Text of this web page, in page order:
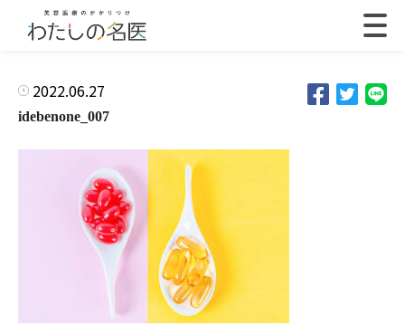
2022.06.27
idebenone_007